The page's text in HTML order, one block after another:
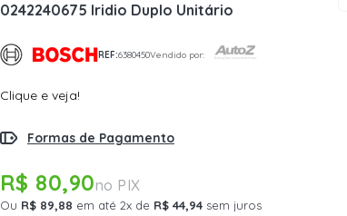
0242240675 Iridio Duplo Unitário
REF:6380450Vendido por:
Clique e veja!
Formas de Pagamento
R$ 80,90
Ou R$ 89,88 em até 2x de R$ 44,94 sem juros